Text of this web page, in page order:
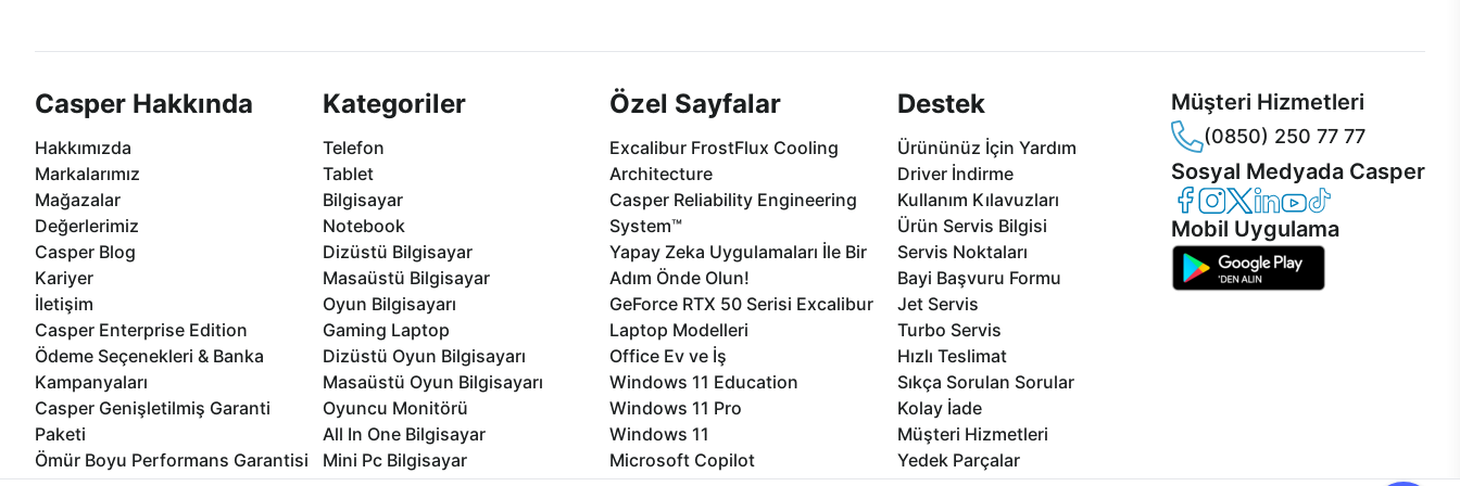
Casper Hakkında
Hakkımızda
Markalarımız
Mağazalar
Değerlerimiz
Casper Blog
Kariyer
İletişim
Casper Enterprise Edition
Ödeme Seçenekleri & Banka
Kampanyaları
Casper Genişletilmiş Garanti
Paketi
Ömür Boyu Performans Garantisi
Kategoriler
Telefon
Tablet
Bilgisayar
Notebook
Dizüstü Bilgisayar
Masaüstü Bilgisayar
Oyun Bilgisayarı
Gaming Laptop
Dizüstü Oyun Bilgisayarı
Masaüstü Oyun Bilgisayarı
Oyuncu Monitörü
All In One Bilgisayar
Mini Pc Bilgisayar
Özel Sayfalar
Excalibur FrostFlux Cooling
Architecture
Casper Reliability Engineering
System™
Yapay Zeka Uygulamaları İle Bir
Adım Önde Olun!
GeForce RTX 50 Serisi Excalibur
Laptop Modelleri
Office Ev ve İş
Windows 11 Education
Windows 11 Pro
Windows 11
Microsoft Copilot
Destek
Ürününüz İçin Yardım
Driver İndirme
Kullanım Kılavuzları
Ürün Servis Bilgisi
Servis Noktaları
Bayi Başvuru Formu
Jet Servis
Turbo Servis
Hızlı Teslimat
Sıkça Sorulan Sorular
Kolay İade
Müşteri Hizmetleri
Yedek Parçalar
Müşteri Hizmetleri
(0850) 250 77 77
Sosyal Medyada Casper
Casper Facebook
Casper Instagram
Casper Twitter
Casper LinkedIn
Casper YouTube
Casper TikTok
Mobil Uygulama